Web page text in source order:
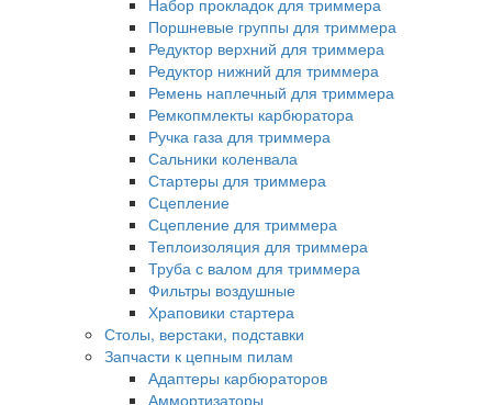
Набор прокладок для триммера
Поршневые группы для триммера
Редуктор верхний для триммера
Редуктор нижний для триммера
Ремень наплечный для триммера
Ремкопмлекты карбюратора
Ручка газа для триммера
Сальники коленвала
Стартеры для триммера
Сцепление
Сцепление для триммера
Теплоизоляция для триммера
Труба с валом для триммера
Фильтры воздушные
Храповики стартера
Столы, верстаки, подставки
Запчасти к цепным пилам
Адаптеры карбюраторов
Аммортизаторы